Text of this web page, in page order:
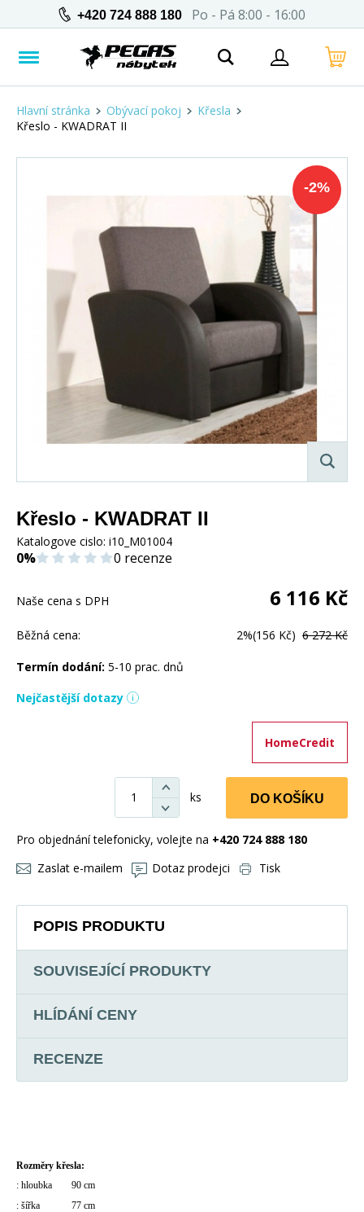
+420 724 888 180 Po - Pá 8:00 - 16:00
Hlavní stránka Obývací pokoj
Křesla
Křeslo - KWADRAT II
-2%
Křeslo - KWADRAT II
Katalogove cislo: i10_M01004
0% 0 recenze
Naše cena s DPH 6 116 Kč
Běžná cena: 2%(156 Kč) 6 272 Kč
Termín dodání: 5-10 prac. dnů
Nejčastější dotazy
HomeCredit
ks DO KOŠÍKU
Pro objednání telefonicky, volejte na +420 724 888 180
Zaslat e-mailem
Dotaz prodejci Tisk
POPIS PRODUKTU
SOUVISEJÍCÍ PRODUKTY
HLÍDÁNÍ CENY
RECENZE
Rozměry křesla:
: hloubka 90 cm
: šířka 77 cm